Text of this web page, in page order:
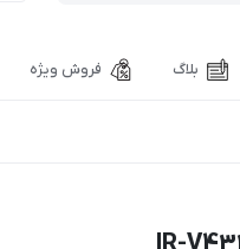
بلاگ فروش ویژه